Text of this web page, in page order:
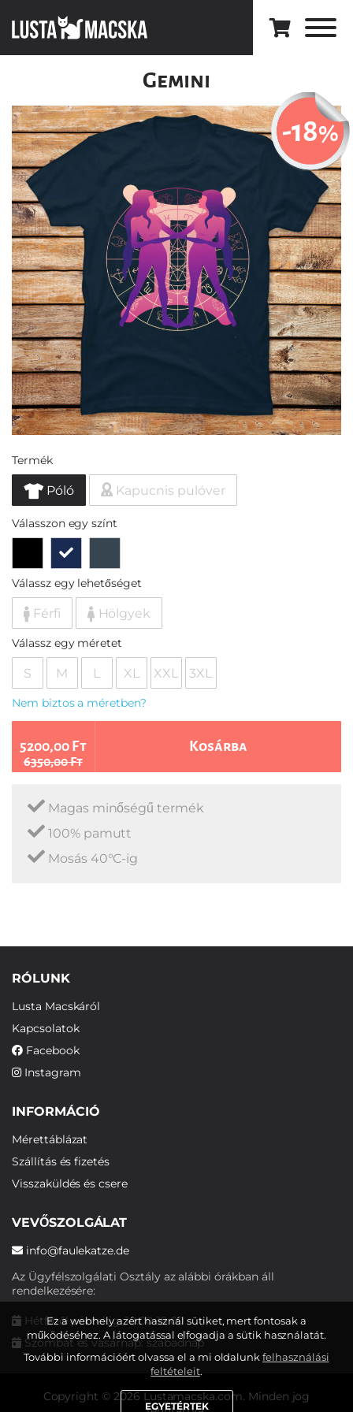
Gemini
-18%
Termék
Póló Kapucnis pulóver
Válasszon egy színt
Válassz egy lehetőséget
Férfi Hölgyek
Válassz egy méretet
S M L XL XXL 3XL
Nem biztos a méretben?
5200,00 Ft
6350,00 Ft
Kosárba
Magas minőségű termék
100% pamutt
Mosás 40°C-ig
RÓLUNK
Lusta Macskáról
Kapcsolatok
Facebook
Instagram
INFORMÁCIÓ
Mérettáblázat
Szállítás és fizetés
Visszaküldés és csere
VEVŐSZOLGÁLAT
info@faulekatze.de
Az Ügyfélszolgálati Osztály az alábbi órákban áll
rendelkezésére:
Hétfőtől péntekig: 10:00-19:00
Szombat és vasárnap: szabadnap
Copyright © 2026 Lustamacska.com. Minden jog
Ez a webhely azért használ sütiket, mert fontosak a
működéséhez. A látogatással elfogadja a sütik használatát.
További információért olvassa el a mi oldalunkfelhasználási
feltételeit.
EGYETÉRTEK